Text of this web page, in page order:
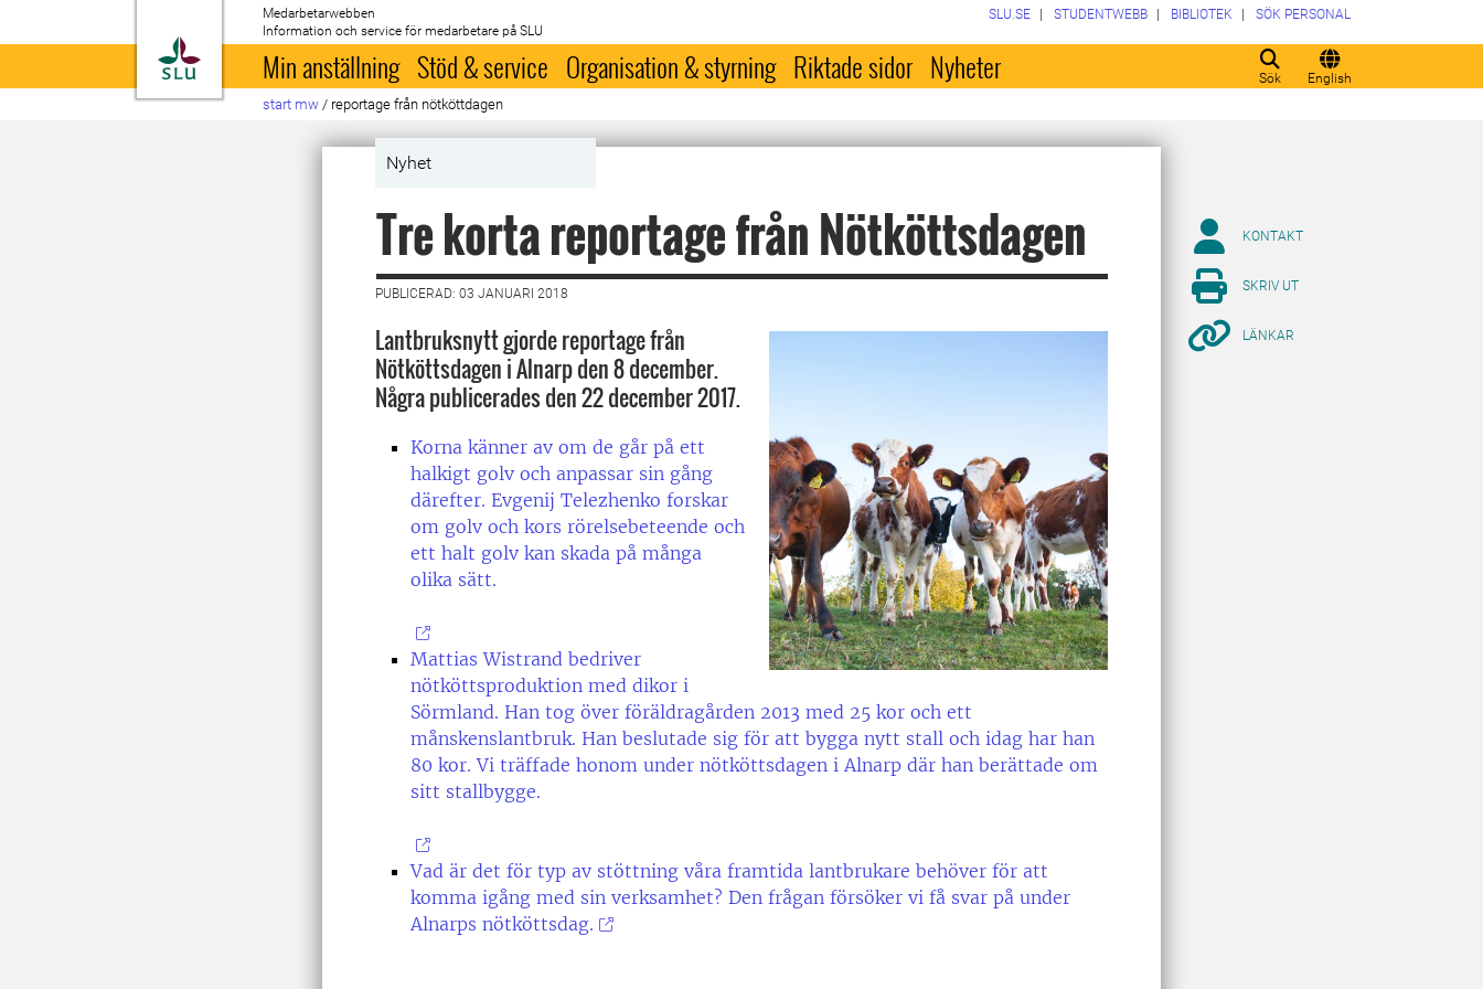
Till startsida
Medarbetarwebben
Information och service för medarbetare på SLU
Sök English
SLU.SE STUDENTWEBB BIBLIOTEK SÖK PERSONAL
Min anställning Stöd & service Organisation & styrning Riktade sidor Nyheter
start mw / reportage från nötköttdagen
Nyhet
Tre korta reportage från Nötköttsdagen
PUBLICERAD: 03 JANUARI 2018
Lantbruksnytt gjorde reportage från
Nötköttsdagen i Alnarp den 8 december.
Några publicerades den 22 december 2017.
Korna känner av om de går på ett
halkigt golv och anpassar sin gång
därefter. Evgenij Telezhenko forskar
om golv och kors rörelsebeteende och
ett halt golv kan skada på många
olika sätt.
Mattias Wistrand bedriver
nötköttsproduktion med dikor i
Sörmland. Han tog över föräldragården 2013 med 25 kor och ett
månskenslantbruk. Han beslutade sig för att bygga nytt stall och idag har han
80 kor. Vi träffade honom under nötköttsdagen i Alnarp där han berättade om
sitt stallbygge.
Vad är det för typ av stöttning våra framtida lantbrukare behöver för att
komma igång med sin verksamhet? Den frågan försöker vi få svar på under
Alnarps nötköttsdag.
KONTAKT
SKRIV UT
LÄNKAR